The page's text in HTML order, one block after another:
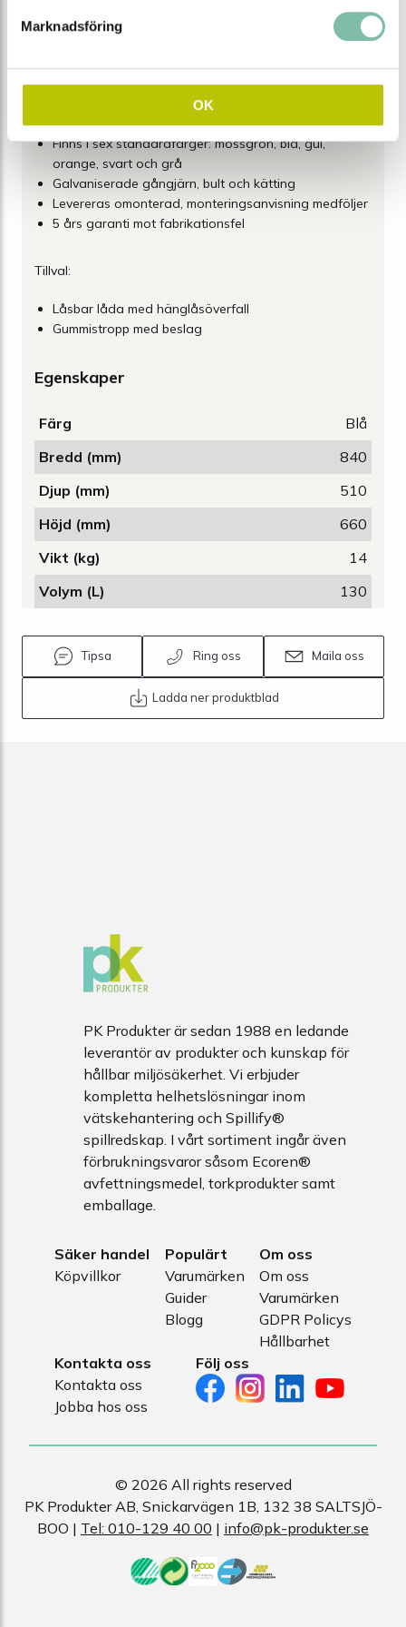
Marknadsföring
OK
monteringsanvisningar för enkel installation.
Texten "SAND" är standardtryck på sandlådan, men
möjlighet finns att välja en annan text som tillval.
Välj mellan sex olika volymer 65-550 liter
Finns i sex standardfärger: mossgrön, blå, gul,
orange, svart och grå
Galvaniserade gångjärn, bult och kätting
Levereras omonterad, monteringsanvisning medföljer
5 års garanti mot fabrikationsfel
Tillval:
Låsbar låda med hänglåsöverfall
Gummistropp med beslag
Egenskaper
Färg
Blå
Bredd (mm)
840
Djup (mm)
510
Höjd (mm)
660
Vikt (kg)
14
Volym (L)
130
Tipsa Ring oss Maila oss
Ladda ner produktblad
PK Produkter är sedan 1988 en ledande
leverantör av produkter och kunskap för
hållbar miljösäkerhet. Vi erbjuder
kompletta helhetslösningar inom
vätskehantering och Spillify®
spillredskap. I vårt sortiment ingår även
förbrukningsvaror såsom Ecoren®
avfettningsmedel, torkprodukter samt
emballage.
Säker handel
Köpvillkor
Populärt
Varumärken
Guider
Blogg
Om oss
Om oss
Varumärken
GDPR Policys
Hållbarhet
Kontakta oss
Kontakta oss
Jobba hos oss
Följ oss
© 2026 All rights reserved
PK Produkter AB, Snickarvägen 1B, 132 38 SALTSJÖ-
BOO | Tel: 010-129 40 00 | info@pk-produkter.se